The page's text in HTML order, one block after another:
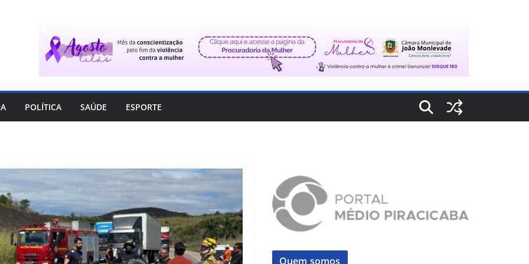
POLÍTICA SAÚDE ESPORTE
Quem somos